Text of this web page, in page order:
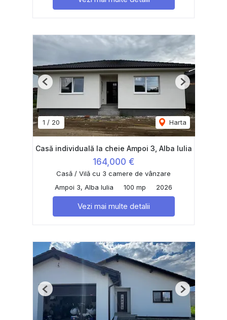
1 / 20 Harta
Previous Next
Casă individuală la cheie Ampoi 3, Alba Iulia
164,000 €
Casă / Vilă cu 3 camere de vânzare
Ampoi 3, Alba Iulia
100 mp 2026
Vezi mai multe detalii
Previous Next